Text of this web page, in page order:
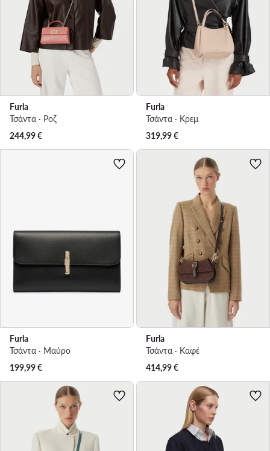
Furla
Τσάντα · Ροζ
244,99€
Furla
Τσάντα · Κρεμ
319,99€
Furla
Τσάντα · Μαύρο
199,99€
Furla
Τσάντα · Καφέ
414,99€